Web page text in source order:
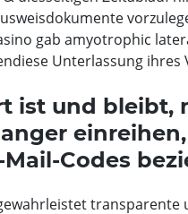
gab amyotrophic
Unterlassung ihres
ist und bleibt,
Mail-Codes